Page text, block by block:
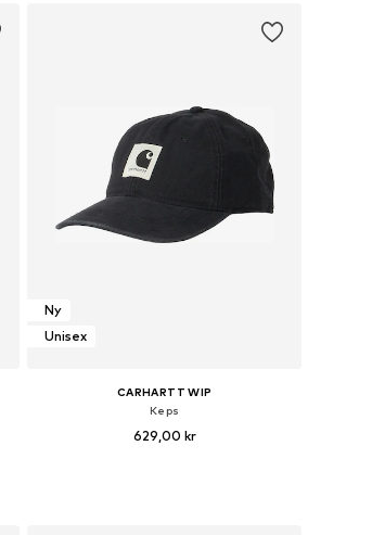
Ny
Unisex
CARHARTT WIP
Keps
629,00 kr